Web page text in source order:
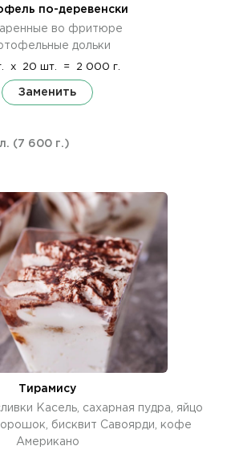
по-деревенски
во фритюре
дольки
x 20 шт. = 2 000 г.
Заменить
(7 600 г.)
Тирамису
Касель, сахарная пудра, яйцо
бисквит Савоярди, кофе
Американо